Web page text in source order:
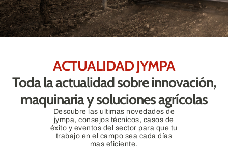
ACTUALIDAD JYMPA
Toda la actualidad sobre innovación,
maquinaria y soluciones agrícolas
Descubre las ultimas novedades de
jympa, consejos técnicos, casos de
éxito y eventos del sector para que tu
trabajo en el campo sea cada días
mas eficiente.